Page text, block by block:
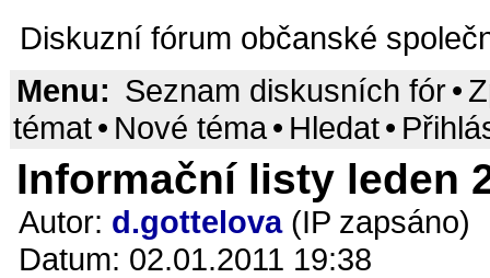
Diskuzní fórum občanské
Menu: Seznam diskusních fór•
témat• Nové téma• Hledat•
Informační listy leden
Autor: d.gottelova(IP zapsáno)
Datum: 02.01.2011 19:38